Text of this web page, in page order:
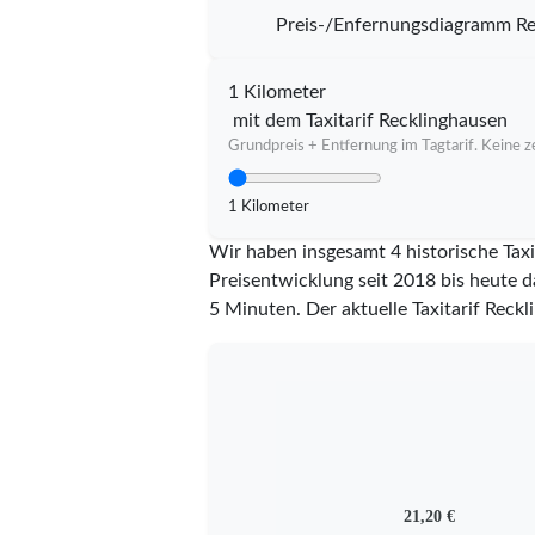
Preis-/Enfernungsdiagramm
1 Kilometer
mit dem Taxitarif Recklinghausen
Grundpreis + Entfernung im Tagtarif. Keine
1 Kilometer
Wir haben insgesamt 4 historische
Preisentwicklung seit 2018 bis heute
5 Minuten. Der aktuelle Taxitarif
21,20 €